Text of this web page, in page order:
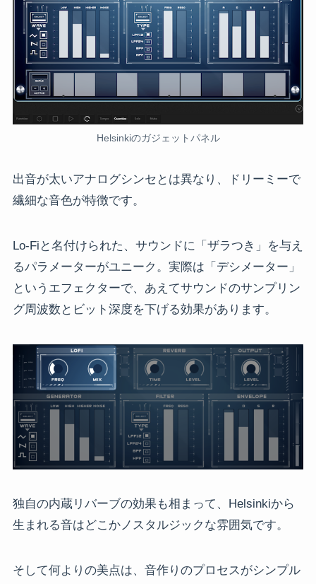
Helsinkiのガジェットパネル
出音が太いアナログシンセとは異なり、ドリーミーで
繊細な音色が特徴です。
Lo-Fiと名付けられた、サウンドに「ザラつき」を与え
るパラメーターがユニーク。実際は「デシメーター」
というエフェクターで、あえてサウンドのサンプリン
グ周波数とビット深度を下げる効果があります。
独自の内蔵リバーブの効果も相まって、Helsinkiから
生まれる音はどこかノスタルジックな雰囲気です。
そして何よりの美点は、音作りのプロセスがシンプル